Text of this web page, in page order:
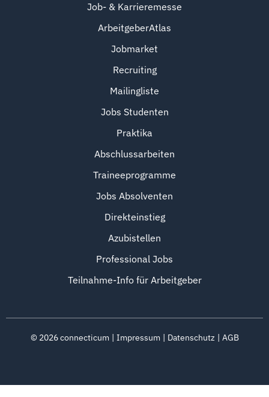
Job- & Karrieremesse
ArbeitgeberAtlas
Jobmarket
Recruiting
Mailingliste
Jobs Studenten
Praktika
Abschlussarbeiten
Traineeprogramme
Jobs Absolventen
Direkteinstieg
Azubistellen
Professional Jobs
Teilnahme-Info für Arbeitgeber
© 2026connecticum Impressum Datenschutz AGB